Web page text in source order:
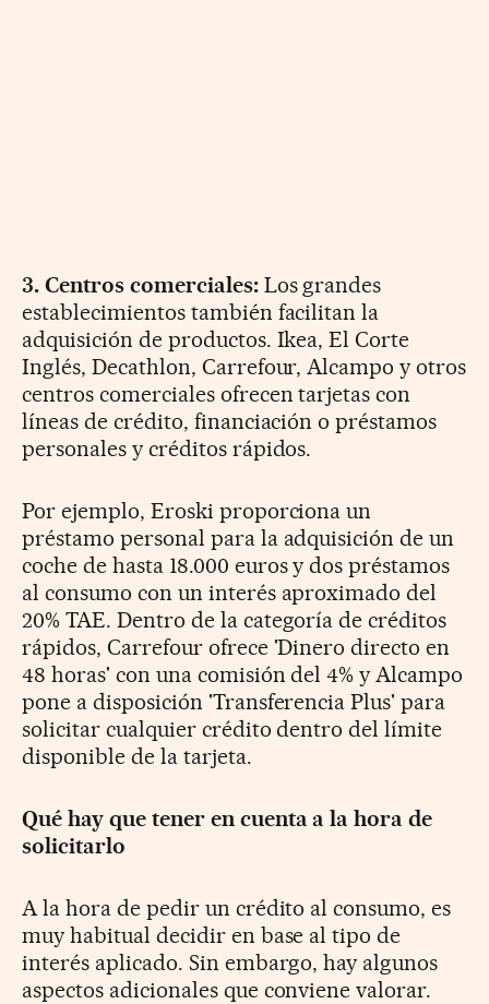
3. Centros comerciales: Los grandes
establecimientos también facilitan la
adquisición de productos. Ikea, El Corte
Inglés, Decathlon, Carrefour, Alcampo y otros
centros comerciales ofrecen tarjetas con
líneas de crédito, financiación o préstamos
personales y créditos rápidos.
Por ejemplo, Eroski proporciona un
préstamo personal para la adquisición de un
coche de hasta 18.000 euros y dos préstamos
al consumo con un interés aproximado del
20% TAE. Dentro de la categoría de créditos
rápidos, Carrefour ofrece 'Dinero directo en
48 horas' con una comisión del 4% y Alcampo
pone a disposición 'Transferencia Plus' para
solicitar cualquier crédito dentro del límite
disponible de la tarjeta.
Qué hay que tener en cuenta a la hora de
solicitarlo
A la hora de pedir un crédito al consumo, es
muy habitual decidir en base al tipo de
interés aplicado. Sin embargo, hay algunos
aspectos adicionales que conviene valorar.